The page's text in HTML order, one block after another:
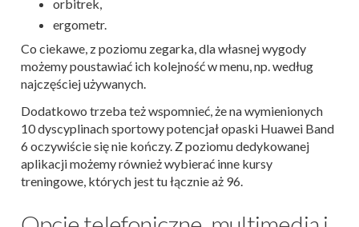
orbitrek,
ergometr.
Co ciekawe, z poziomu zegarka, dla własnej wygody
możemy poustawiać ich kolejność w menu, np. według
najczęściej używanych.
Dodatkowo trzeba też wspomnieć, że na wymienionych
10 dyscyplinach sportowy potencjał opaski Huawei Band
6 oczywiście się nie kończy. Z poziomu dedykowanej
aplikacji możemy również wybierać inne kursy
treningowe, których jest tu łącznie aż 96.